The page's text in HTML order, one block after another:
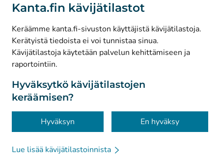
Kanta.fin kävijätilastot
Keräämme kanta.fi-sivuston käyttäjistä kävijätilastoja.
Kerätyistä tiedoista ei voi tunnistaa sinua.
Kävijätilastoja käytetään palvelun kehittämiseen ja
raportointiin.
Hyväksytkö kävijätilastojen
keräämisen?
Hyväksyn En hyväksy
Lue lisää kävijätilastoinnista
Facebook(Avautuu uuteen välilehteen)
© Kanta-Palvelut, Kansaneläkelaitos
Tietosuoja
Tietoa sivustosta
Saavutettavuus
Evästeet